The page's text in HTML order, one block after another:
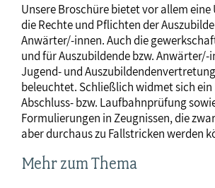
Unsere Broschüre bietet vor allem
die Rechte und Pflichten der
Anwärter/-innen. Auch die
und für Auszubildende bzw. Anwärter/-
Jugend- und
beleuchtet. Schließlich widmet sich
Abschluss- bzw. Laufbahnprüfung
Formulierungen in Zeugnissen, die
aber durchaus zu Fallstricken werden
Mehr zum Thema